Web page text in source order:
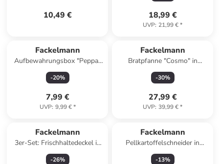
10,49 € 18,99 €
UVP: 21,99 €*
Fackelmann
Aufbewahrungsbox "Peppa"
in Hellblau - (B)33 x (H)33 x
(T)33 cm
-20%
7,99 €
UVP: 9,99 €*
Fackelmann
Bratpfanne "Cosmo" in
Schwarz/ Grau - Ø 28 cm
-30%
27,99 €
UVP: 39,99 €*
Fackelmann
3er-Set: Frischhaltedeckel in
Schwarz
-26%
Fackelmann
Pellkartoffelschneider in
Silber - (L)27,5 cm
-13%